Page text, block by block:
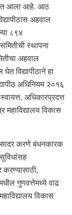
आला आहे. आठ
अहवाल
८९४
स्थापना
अहवाल
विद्यापीठाने हा
अधिनियम २०१६
अधिकारप्रदत्त
महाविद्यालय विकास
सादर करणे बंधनकारक
करण्यासाठी,
गुणवत्तेमध्ये वाढ
विकास